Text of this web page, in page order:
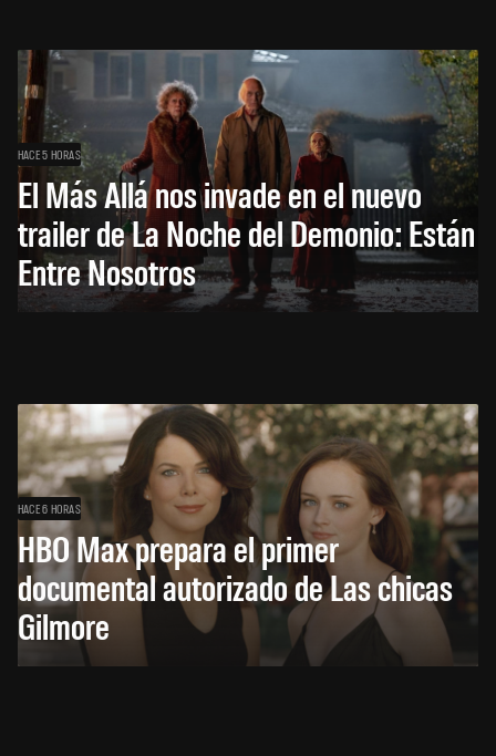
HACE 5 HORAS
El Más Allá nos invade en el nuevo
trailer de La Noche del Demonio: Están
Entre Nosotros
HACE 6 HORAS
HBO Max prepara el primer
documental autorizado de Las chicas
Gilmore